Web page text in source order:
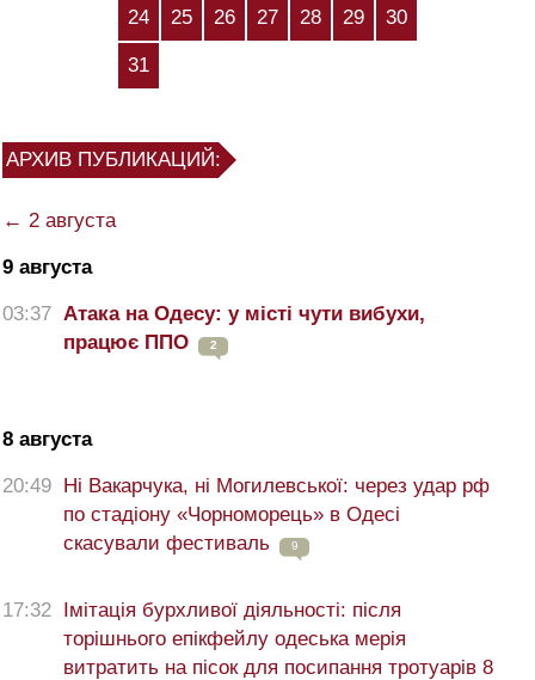
24 25 26 27 28 29 30
31
АРХИВ ПУБЛИКАЦИЙ:
← 2 августа
9 августа
03:37 Атака на Одесу: у місті чути вибухи,
працює ППО
2
8 августа
20:49 Ні Вакарчука, ні Могилевської: через удар рф
по стадіону «Чорноморець» в Одесі
скасували фестиваль
9
17:32 Імітація бурхливої діяльності: після
торішнього епікфейлу одеська мерія
витратить на пісок для посипання тротуарів 8